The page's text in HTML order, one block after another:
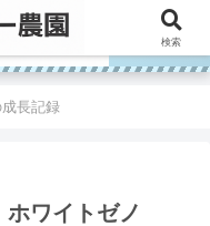
長記録
ワイトゼノ
検索